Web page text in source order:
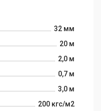
32 мм
20 м
2,0 м
0,7 м
3,0 м
200 кгс/м2